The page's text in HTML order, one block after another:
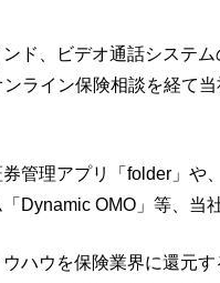
ド、ビデオ通話システ
ライン保険相談を経て当
管理アプリ「folder」や
Dynamic OMO」等、当
ハウを保険業界に還元